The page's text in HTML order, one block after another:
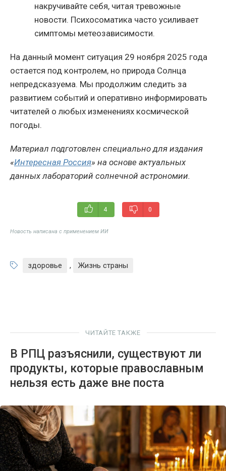
накручивайте себя, читая тревожные
новости. Психосоматика часто усиливает
симптомы метеозависимости.
На данный момент ситуация 29 ноября 2025 года
остается под контролем, но природа Солнца
непредсказуема. Мы продолжим следить за
развитием событий и оперативно информировать
читателей о любых изменениях космической
погоды.
Материал подготовлен специально для издания
«Интересная Россия» на основе актуальных
данных лабораторий солнечной астрономии.
4 0
Новость написана с применением ИИ
здоровье , Жизнь страны
ЧИТАЙТЕ ТАКЖЕ
В РПЦ разъяснили, существуют ли
продукты, которые православным
нельзя есть даже вне поста